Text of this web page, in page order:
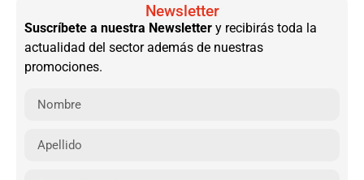
Newsletter
Suscríbete a nuestra Newsletter y recibirás toda la
actualidad del sector además de nuestras
promociones.